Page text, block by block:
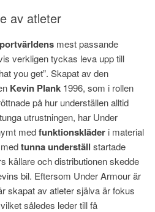
av atleter
mest passande
verkligen tyckas leva upp till
you get”. Skapat av den
Kevin Plank 1996, som i rollen
på hur underställen alltid
utrustningen, har Under
medfunktionskläder i material
tunna underställ startade
källare och distributionen skedde
bil. Eftersom Under Armour är
skapat av atleter själva är fokus
således leder till få